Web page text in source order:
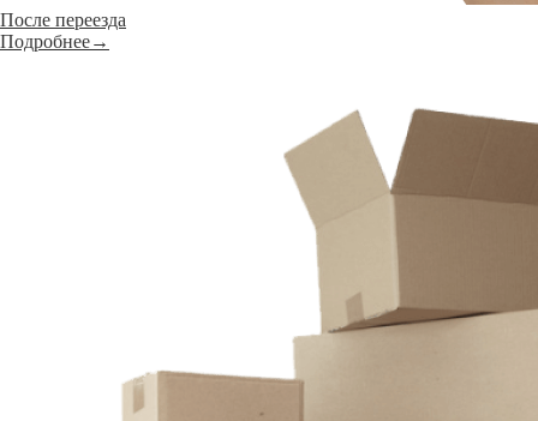
После переезда
Подробнее→